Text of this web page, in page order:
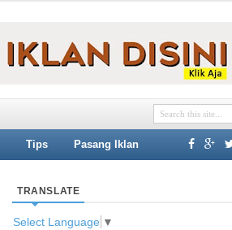
Tips Pasang Iklan
TRANSLATE
Select Language ▼